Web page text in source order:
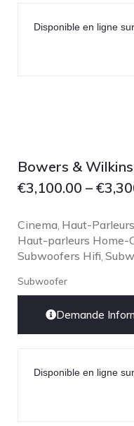
Disponible en ligne
Bowers &
€3,100.00 – €
Cinema Haut-
Haut-parleurs Home-
Subwoofers Hifi
Subwoofer
Demande
Disponible en ligne